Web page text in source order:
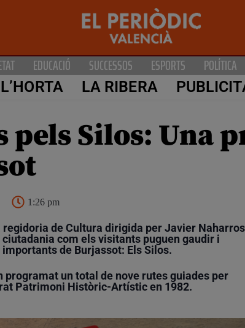
EDUCACIÓ SUCCESSOS ESPORTS POLÍTICA
L’HORTA LA RIBERA
pels Silos: Una
1:26 pm
regidoria de Cultura dirigida perJavier Naharros
com els visitants puguen gaudir i
de Burjassot: Els Silos.
programat un total de nove rutes guiades per
Patrimoni Històric-Artísticen 1982.